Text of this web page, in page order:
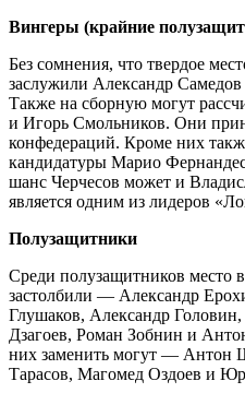
Вингеры (крайние
Без сомнения, что твердое
заслужили Александр
Также на сборную могут
и Игорь Смольников. Они
конфедераций. Кроме них
кандидатуры Марио
шанс Черчесов может и
является одним из лидеров
Полузащитники
Среди полузащитников место
застолбили — Александр
Глушаков, Александр
Дзагоев, Роман Зобнин и
них заменить могут — Антон
Тарасов, Магомед Оздоев и